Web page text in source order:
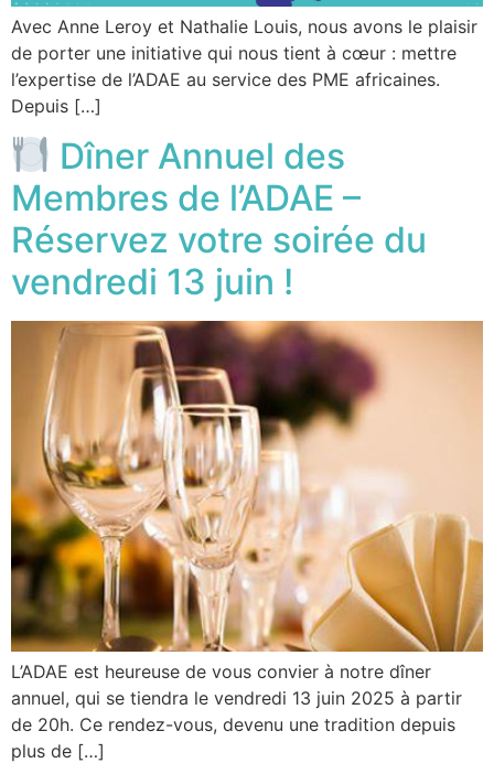
Avec Anne Leroy et Nathalie Louis, nous avons le plaisir
de porter une initiative qui nous tient à cœur : mettre
l’expertise de l’ADAE au service des PME africaines.
Depuis […]
Dîner Annuel des
Membres de l’ADAE –
Réservez votre soirée du
vendredi 13 juin !
L’ADAE est heureuse de vous convier à notre dîner
annuel, qui se tiendra le vendredi 13 juin 2025 à partir
de 20h. Ce rendez-vous, devenu une tradition depuis
plus de […]